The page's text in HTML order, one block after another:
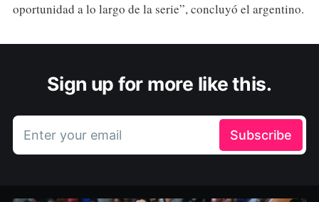
oportunidad a lo largo de la serie”, concluyó el argentino.
Sign up for more like this.
Enter your email Subscribe